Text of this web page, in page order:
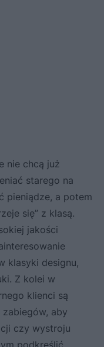
nie chcą już
starego na
pieniądze, a potem
się” z klasą.
jakości
klasyki designu,
Z kolei w
klienci są
zabiegów, aby
czy wystroju